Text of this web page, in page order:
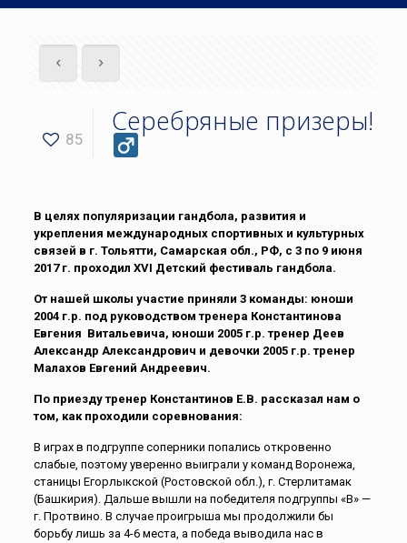
85
Серебряные призеры!‍
В целях популяризации гандбола, развития и
укрепления международных спортивных и культурных
связей в г. Тольятти, Самарская обл., РФ, с 3 по 9 июня
2017 г. проходил ХVI Детский фестиваль гандбола.
От нашей школы участие приняли 3 команды: юноши
2004 г.р. под руководством тренера Константинова
Евгения Витальевича, юноши 2005 г.р. тренер Деев
Александр Александрович и девочки 2005 г.р. тренер
Малахов Евгений Андреевич.
По приезду тренер Константинов Е.В. рассказал нам о
том, как проходили соревнования:
В играх в подгруппе соперники попались откровенно
слабые, поэтому уверенно выиграли у команд Воронежа,
станицы Егорлыкской (Ростовской обл.), г. Стерлитамак
(Башкирия). Дальше вышли на победителя подгруппы «В» —
г. Протвино. В случае проигрыша мы продолжили бы
борьбу лишь за 4-6 места, а победа выводила нас в